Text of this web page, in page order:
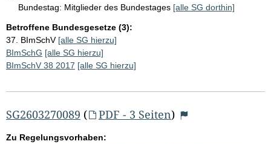
Bundestag: Mitglieder des Bundestages [alle SG dorthin]
Betroffene Bundesgesetze (3):
37. BImSchV [alle SG hierzu]
BImSchG [alle SG hierzu]
BImSchV 38 2017 [alle SG hierzu]
SG2603270089 ( PDF - 3 Seiten)
Zu Regelungsvorhaben: